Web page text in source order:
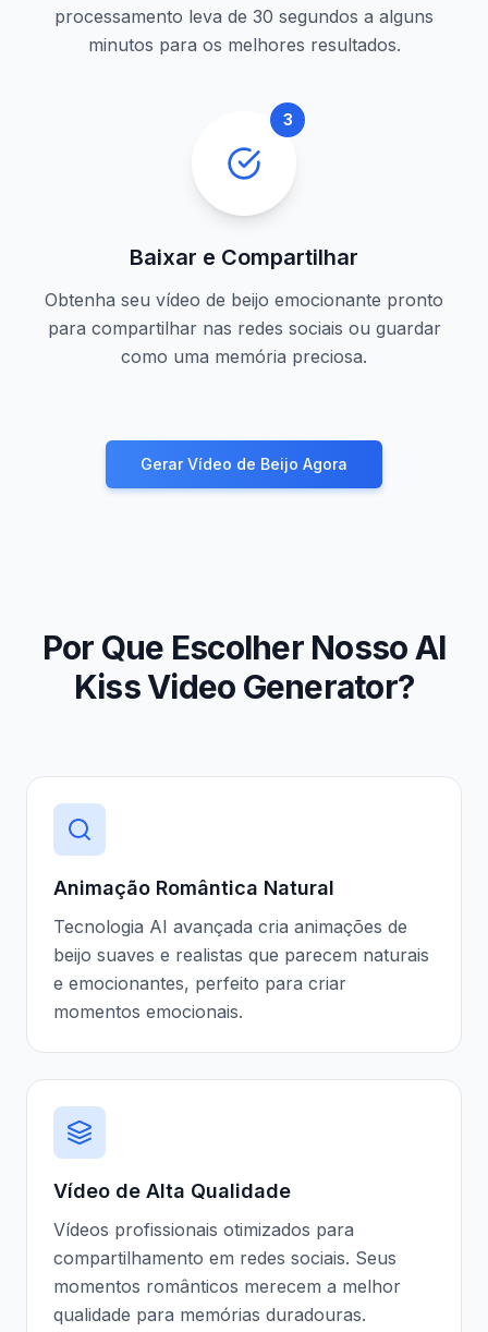
processamento leva de 30 segundos a alguns
minutos para os melhores resultados.
3
Baixar e Compartilhar
Obtenha seu vídeo de beijo emocionante pronto
para compartilhar nas redes sociais ou guardar
como uma memória preciosa.
Gerar Vídeo de Beijo Agora
Por Que Escolher Nosso AI
Kiss Video Generator?
Animação Romântica Natural
Tecnologia AI avançada cria animações de
beijo suaves e realistas que parecem naturais
e emocionantes, perfeito para criar
momentos emocionais.
Vídeo de Alta Qualidade
Vídeos profissionais otimizados para
compartilhamento em redes sociais. Seus
momentos românticos merecem a melhor
qualidade para memórias duradouras.